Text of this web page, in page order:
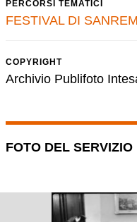
PERCORSI TEMATICI
FESTIVAL DI
COPYRIGHT
Archivio Publifoto
FOTO DEL